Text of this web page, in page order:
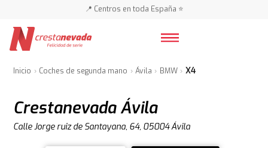
🚗 🚗 Más de 3.000 coches 🚗 🚗
Inicio Coches de segunda mano Ávila BMW X4
Crestanevada Ávila
Calle Jorge ruiz de Santayana, 64, 05004 Ávila